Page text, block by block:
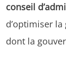
conseil
d’optimiser
dont la